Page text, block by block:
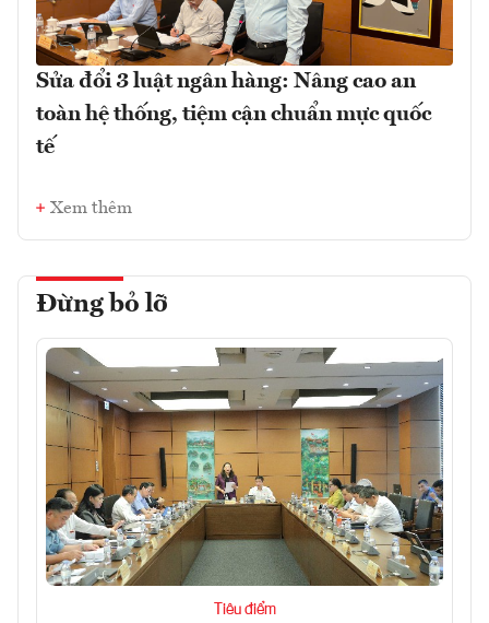
Sửa đổi 3 luật ngân hàng: Nâng cao an
toàn hệ thống, tiệm cận chuẩn mực quốc
tế
Xem thêm
Đừng bỏ lỡ
Tiêu điểm